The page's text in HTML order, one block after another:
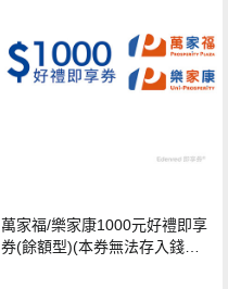
萬家福/樂家康1000元好禮即享
券(餘額型)(本券無法存入錢包